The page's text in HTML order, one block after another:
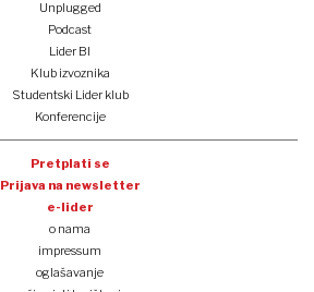
Unplugged
Podcast
Lider BI
Klub izvoznika
Studentski Lider klub
Konferencije
Pretplati se
Prijava na newsletter
e-lider
o nama
impressum
oglašavanje